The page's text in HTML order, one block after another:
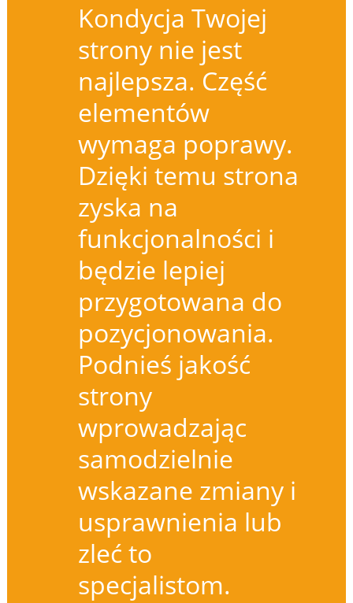
Kondycja Twojej
strony nie jest
najlepsza. Część
elementów
wymaga poprawy.
Dzięki temu strona
zyska na
funkcjonalności i
będzie lepiej
przygotowana do
pozycjonowania.
Podnieś jakość
strony
wprowadzając
samodzielnie
wskazane zmiany i
usprawnienia lub
zleć to
specjalistom.